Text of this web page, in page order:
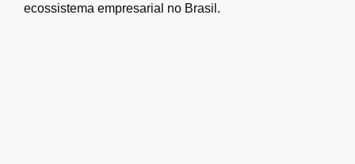
ecossistema empresarial no Brasil.